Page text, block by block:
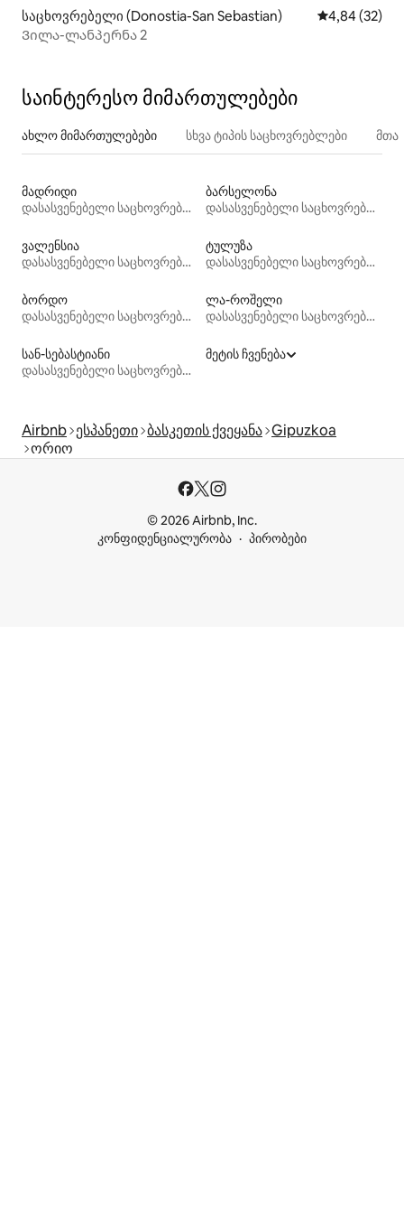
საცხოვრებელი (Donostia-San Sebastian) საშუალო
4,84 (32)
Ვილა-ლანპერნა 2
საინტერესო მიმართულებები
ახლო მიმართულებები სხვა ტიპის საცხოვრებლები
მადრიდი
დასასვენებელი საცხოვრებლები
ბარსელონა
დასასვენებელი საცხოვრებლები
ვალენსია
დასასვენებელი საცხოვრებლები
ტულუზა
დასასვენებელი საცხოვრებლები
ბორდო
დასასვენებელი საცხოვრებლები
ლა-როშელი
დასასვენებელი საცხოვრებლები
სან-სებასტიანი
დასასვენებელი საცხოვრებლები
მეტის ჩვენება
Airbnb ესპანეთი ბასკეთის ქვეყანა Gipuzkoa
ორიო
© 2026 Airbnb, Inc.
კონფიდენციალურობა
პირობები